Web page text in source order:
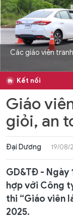
Các giáo viên
Kết nối
Giáo
giỏi, an
Đại Dương 19/08/
GD&TĐ - Ngày
hợp với Công
thi “Giáo viên
2025.